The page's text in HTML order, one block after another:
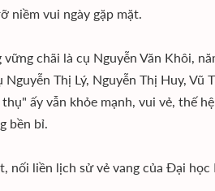
niềm vui ngày gặp mặt.
chãi là cụ Nguyễn Văn Khôi,
Thị Lý, Nguyễn Thị Huy, Vũ
ấy vẫn khỏe mạnh, vui vẻ, thế
bền bỉ.
nối liền lịch sử vẻ vang của Đại